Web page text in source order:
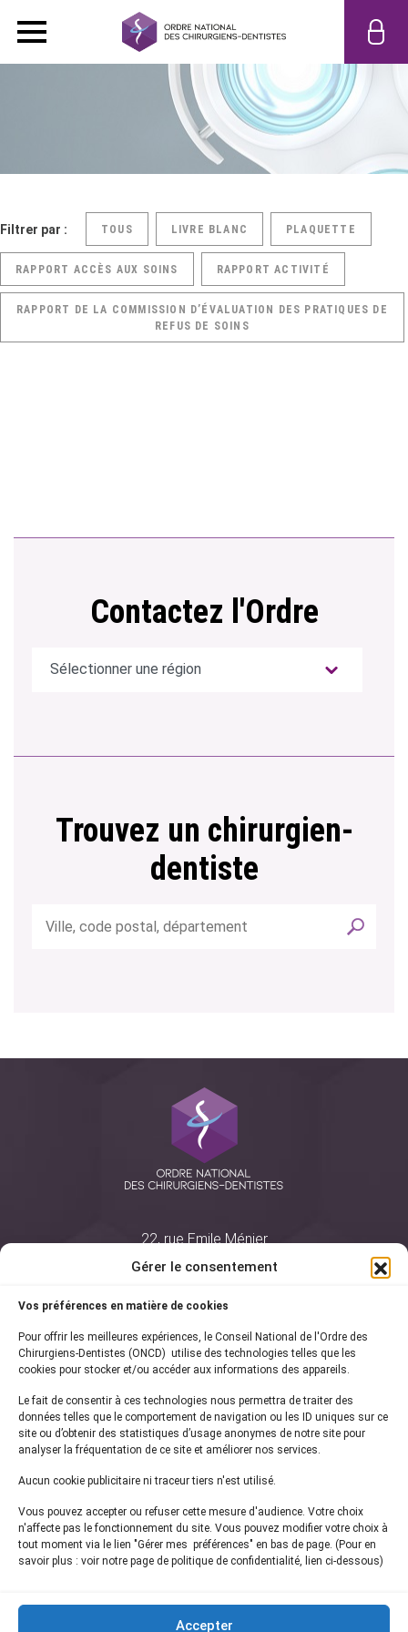
Gérer le consentement
Vos préférences en matière de cookies
Pour offrir les meilleures expériences, le Conseil National de l'Ordre des
Chirurgiens-Dentistes (ONCD) utilise des technologies telles que les
cookies pour stocker et/ou accéder aux informations des appareils.
Le fait de consentir à ces technologies nous permettra de traiter des
données telles que le comportement de navigation ou les ID uniques sur ce
site ou d’obtenir des statistiques d’usage anonymes de notre site pour
analyser la fréquentation de ce site et améliorer nos services.
Aucun cookie publicitaire ni traceur tiers n'est utilisé.
Vous pouvez accepter ou refuser cette mesure d'audience. Votre choix
n'affecte pas le fonctionnement du site. Vous pouvez modifier votre choix à
tout moment via le lien "Gérer mes préférences" en bas de page. (Pour en
savoir plus : voir notre page de politique de confidentialité, lien ci-dessous)
Accepter
Filtrer par : TOUS LIVRE BLANC PLAQUETTE
RAPPORT ACCÈS AUX SOINS RAPPORT ACTIVITÉ
RAPPORT DE LA COMMISSION D’ÉVALUATION DES PRATIQUES DE
REFUS DE SOINS
Contactez l'Ordre
Trouvez un chirurgien-
dentiste
22, rue Emile Ménier
75761 Paris Cedex 16
01 44 34 78 80
courrier@oncd.org
Actualités
Presse
Informations légales
Plan du site
Inscrivez-vous à notrenewsletter